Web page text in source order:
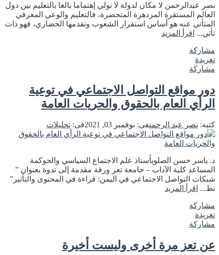
نصر عبدالرحمن لا مكان لدولة لا تولي إهتماما بالغا بالتعليم بين دول
العالم المستقرة المزدهرة المتحضرة، فالتعليم والوعي المعرفي
المتأتي عنه هو أساس استقرار الشعوب وتقدمها الحضاري، فهو ذات
تأثي... اقرأ المزيد
مشاركة
تغريدة
مشاركة
دور مواقع التواصل الاجتماعي في توعية
الرأي العام بالحقوق والحريات العامة
كتبه: نصر عبد الرحمنفى: نوفمبر 03, 2021 فى: تحليلات
د. ياسر حسن الصلويأستاذ علم الاجتماع السياسي والحوكمة
المساعد كلية الآداب – جامعة تعز ورقة مقدمة إلى ندوة بعنوان ”
شبكات التواصل الاجتماعي في اليمن: قراءة في المحتوى والتأثير”
نظ... اقرأ المزيد
مشاركة
تغريدة
مشاركة
عن تعز مرة أخرى وليست أخيرة